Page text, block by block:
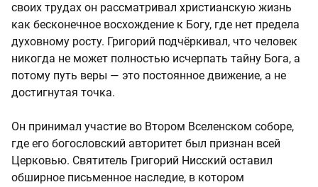
своих трудах он рассматривал христианскую жизнь
как бесконечное восхождение к Богу, где нет предела
духовному росту. Григорий подчёркивал, что человек
никогда не может полностью исчерпать тайну Бога, а
потому путь веры — это постоянное движение, а не
достигнутая точка.
Он принимал участие во Втором Вселенском соборе,
где его богословский авторитет был признан всей
Церковью. Святитель Григорий Нисский оставил
обширное письменное наследие, в котором